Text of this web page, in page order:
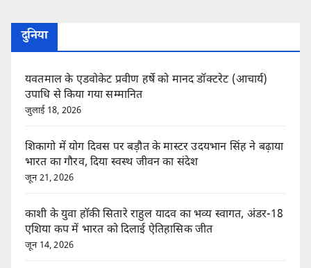
दुनिया
यवतमाल के एडवोकेट प्रवीण हर्षे को मानद डॉक्टरेट (आचार्य)
उपाधि से किया गया सम्मानित
जुलाई 18, 2026
शिकागो में योग दिवस पर बड़ौत के मास्टर उदयभान सिंह ने बढ़ाया
भारत का गौरव, दिया स्वस्थ जीवन का संदेश
जून 21, 2026
काशी के युवा हॉकी सितारे राहुल यादव का भव्य स्वागत, अंडर-18
एशिया कप में भारत को दिलाई ऐतिहासिक जीत
जून 14, 2026